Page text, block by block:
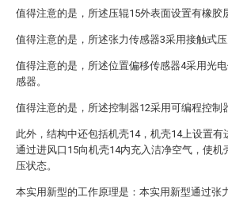
值得注意的是，所述压辊15外表面设置有橡胶
值得注意的是，所述张力传感器3采用接触式压
值得注意的是，所述位置偏移传感器4采用光
感器。
值得注意的是，所述控制器12采用可编程控制
此外，结构中还包括机壳14，机壳14上设置有
通过进风口15向机壳14内充入洁净空气，使机
压状态。
本实用新型的工作原理是：本实用新型通过张